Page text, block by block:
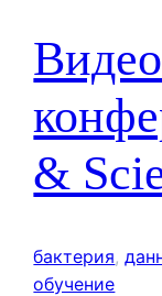
&
бактерия,
обучение